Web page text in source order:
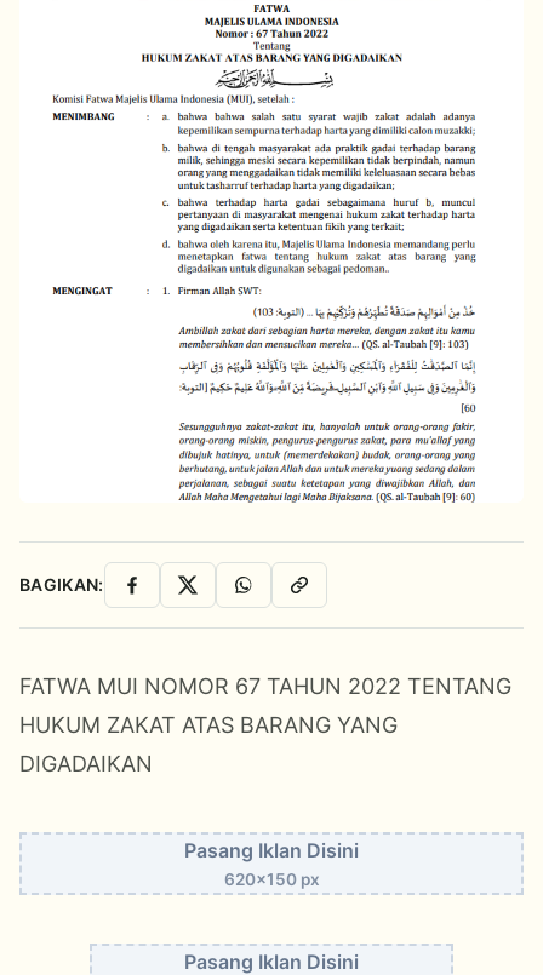
BAGIKAN: Facebook
X WhatsAppSalin Link
FATWA MUI NOMOR 67 TAHUN 2022 TENTANG
HUKUM ZAKAT ATAS BARANG YANG
DIGADAIKAN
Pasang Iklan Disini
620x150 px
Pasang Iklan Disini